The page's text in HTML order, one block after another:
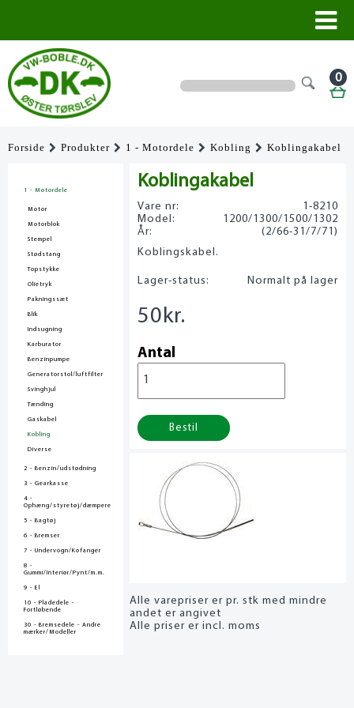
0
Forside Produkter 1 - Motordele Kobling Koblingakabel
1 - Motordele
Motor
Motorblok
Stempel
Stødstang
Topstykke
Olietryk
Pakningssæt
Blik
Indsugning
Karburator
Benzinpumpe
Generatorstol/luftfilter
Svinghjul
Tænding
Gaskabel
Kobling
Diverse
2 - Benzin/udstødning
3 - Gearkasse
4 -
Ophæng/styretøj/dæmpere
5 - Bagtøj
6 - Bremser
7 - Undervogn/Kofanger
8 -
Gummi/Interiør/Pynt/m.m.
9 - El
10 - Pladedele -
Fortløbende
30 - Bremsedele - Andre
mærker/Modeller
Koblingakabel
Vare nr:
1-8210
Model:
1200/1300/1500/1302
År:
(2/66-31/7/71)
Koblingskabel.
Lager-status: Normalt på lager
50 kr.
Antal
Bestil
Alle varepriser er pr. stk med mindre
andet er angivet
Alle priser er incl. moms